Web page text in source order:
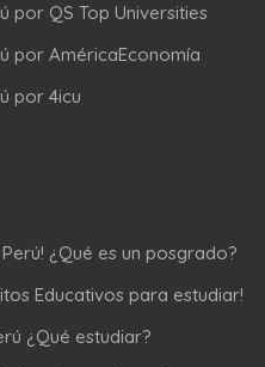
por QS Top Universities
por AméricaEconomía
por 4icu
¿Qué es un posgrado?
Educativos para estudiar!
¿Qué estudiar?